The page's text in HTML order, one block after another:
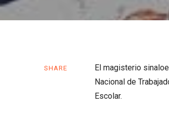
SHARE
El magisterio
Nacional de
Escolar.